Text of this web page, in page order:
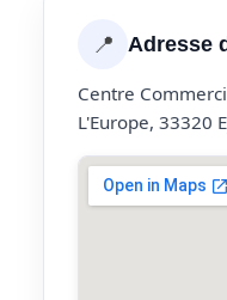
📍 Adresse
Centre
L'Europe, 33320